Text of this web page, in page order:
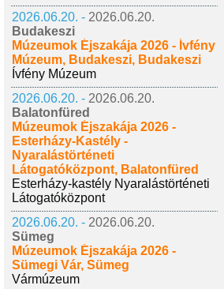
2026.06.20. - 2026.06.20.
Budakeszi
Múzeumok Éjszakája 2026 - Ívfény
Múzeum, Budakeszi, Budakeszi
Ívfény Múzeum
2026.06.20. - 2026.06.20.
Balatonfüred
Múzeumok Éjszakája 2026 -
Esterházy-Kastély -
Nyaralástörténeti
Látogatóközpont, Balatonfüred
Esterházy-kastély Nyaralástörténeti
Látogatóközpont
2026.06.20. - 2026.06.20.
Sümeg
Múzeumok Éjszakája 2026 -
Sümegi Vár, Sümeg
Vármúzeum